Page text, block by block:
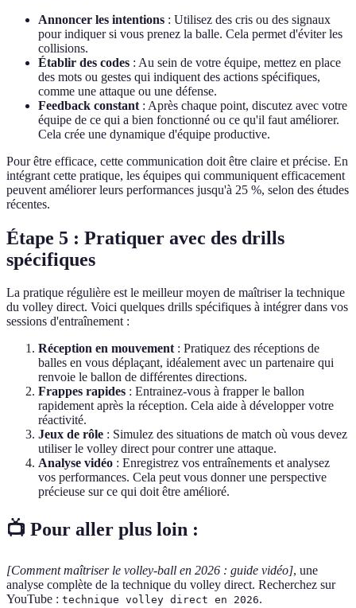
Annoncer les intentions : Utilisez des cris ou des signaux
pour indiquer si vous prenez la balle. Cela permet d'éviter les
collisions.
Établir des codes : Au sein de votre équipe, mettez en place
des mots ou gestes qui indiquent des actions spécifiques,
comme une attaque ou une défense.
Feedback constant : Après chaque point, discutez avec votre
équipe de ce qui a bien fonctionné ou ce qu'il faut améliorer.
Cela crée une dynamique d'équipe productive.
Pour être efficace, cette communication doit être claire et précise. En
intégrant cette pratique, les équipes qui communiquent efficacement
peuvent améliorer leurs performances jusqu'à 25 %, selon des études
récentes.
Étape 5 : Pratiquer avec des drills
spécifiques
La pratique régulière est le meilleur moyen de maîtriser la technique
du volley direct. Voici quelques drills spécifiques à intégrer dans vos
sessions d'entraînement :
Réception en mouvement: Pratiquez des réceptions de
balles en vous déplaçant, idéalement avec un partenaire qui
renvoie le ballon de différentes directions.
Frappes rapides : Entrainez-vous à frapper le ballon
rapidement après la réception. Cela aide à développer votre
réactivité.
Jeux de rôle : Simulez des situations de match où vous devez
utiliser le volley direct pour contrer une attaque.
Analyse vidéo : Enregistrez vos entraînements et analysez
vos performances. Cela peut vous donner une perspective
précieuse sur ce qui doit être amélioré.
📺 Pour aller plus loin :
[Comment maîtriser le volley-ball en 2026 : guide vidéo], une
analyse complète de la technique du volley direct. Recherchez sur
YouTube : technique volley direct en 2026.